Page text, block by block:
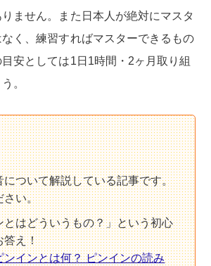
ません。また日本人が絶対にマスタ
く、練習すればマスターできるもの
安としては1日1時間・2ヶ月取り組
。
について解説している記事です。
さい。
とはどういうもの？」という初心
答え！
ンインとは何？ ピンインの読み